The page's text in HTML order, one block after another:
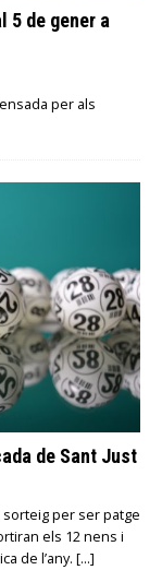
5 de gener a
per als
de Sant Just
sorteig per ser patge
els 12 nens i
de l’any. […]